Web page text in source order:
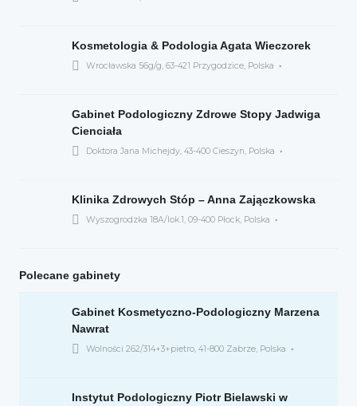
Kosmetologia & Podologia Agata Wieczorek
Wrocławska 56g/g, 63-421 Przygodzice, Polska
Gabinet Podologiczny Zdrowe Stopy Jadwiga
Cienciała
Doktora Jana Michejdy, 43-400 Cieszyn, Polska
Klinika Zdrowych Stóp – Anna Zajączkowska
Wyszogrodzka 18A/lok.1, 09-400 Płock, Polska
Polecane gabinety
Gabinet Kosmetyczno-Podologiczny Marzena
Nawrat
Wolności 262/314+3+pietro, 41-800 Zabrze, Polska
Instytut Podologiczny Piotr Bielawski w